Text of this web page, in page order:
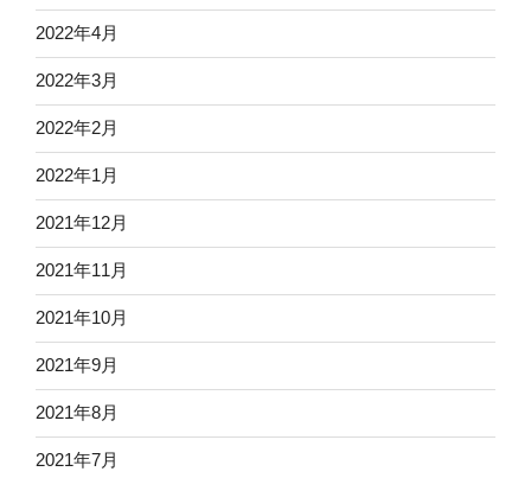
2022年4月
2022年3月
2022年2月
2022年1月
2021年12月
2021年11月
2021年10月
2021年9月
2021年8月
2021年7月